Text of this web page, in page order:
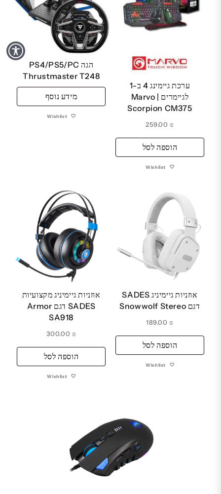
ערכת גיימינג 4 ב-1
לגיימרים | Marvo
Scorpion CM375
₪
הוספה לסל
Wishlist
הגה PS4/PS5/PC
Thrustmaster T248
מידע נוסף
Wishlist
אוזניות גיימיניג SADES
דגם Snowwolf Stereo
₪
הוספה לסל
Wishlist
אוזניות גיימיניג מקצועיות
SADES דגם Armor
SA918
₪
הוספה לסל
Wishlist